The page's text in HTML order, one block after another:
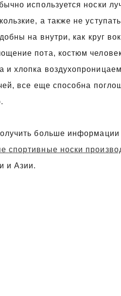
используется носки
а также не
на внутри, как круг
пота, костюм
и хлопка
все еще способна
больше
спортивные носки
и Азии.